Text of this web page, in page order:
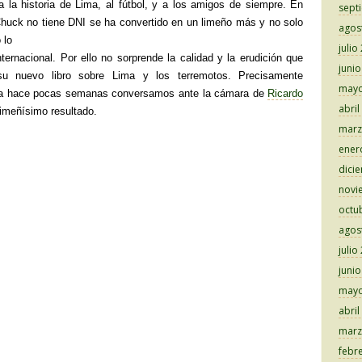
la historia de Lima, al fútbol, y a los amigos de siempre. En
no tiene DNI se ha convertido en un limeño más y no solo
lo
Por ello no sorprende la calidad y la erudición que
nuevo libro sobre Lima y los terremotos. Precisamente
hace pocas semanas conversamos ante la cámara de Ricardo
resultado.
julio
abril
julio
abril